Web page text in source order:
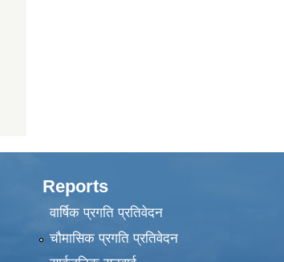
Reports
वार्षिक प्रगति प्रतिवेदन
चौमासिक प्रगति प्रतिवेदन